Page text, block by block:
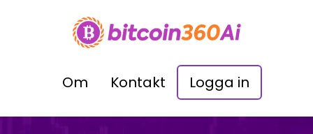
Om Kontakt Logga in